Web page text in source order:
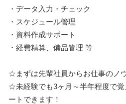
・データ入力・チェック
・スケジュール管理
・資料作成サポート
・経費精算、備品管理 等
☆まずは先輩社員からお仕事のノ
☆未経験でも3ヶ月～半年程度で
ートできます！